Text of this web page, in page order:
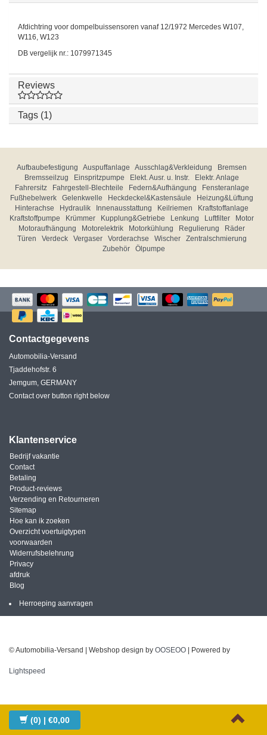
Afdichtring voor dompelbuissensoren vanaf 12/1972 Mercedes W107,
W116, W123
DB vergelijk nr.: 1079971345
Reviews
Tags (1)
Aufbaubefestigung Auspuffanlage Ausschlag&Verkleidung
Bremsen
Bremsseilzug
Einspritzpumpe Elekt. Ausr. u. Instr.
Elektr. Anlage
Fahrersitz
Fahrgestell-Blechteile Federn&Aufhängung
Fensteranlage
Fußhebelwerk
Gelenkwelle Heckdeckel&Kastensäule
Heizung&Lüftung
Hinterachse
Hydraulik Innenausstattung Keilriemen
Kraftstoffanlage
Kraftstoffpumpe
Krümmer Kupplung&Getriebe Lenkung Luftfilter
Motor
Motoraufhängung
Motorelektrik Motorkühlung Regulierung
Räder
Türen
Verdeck Vergaser Vorderachse Wischer
Zentralschmierung
Zubehör
Ölpumpe
Contactgegevens
Automobilia-Versand
Tjaddehofstr. 6
Jemgum, GERMANY
Contact over button right below
Klantenservice
Bedrijf vakantie
Contact
Betaling
Product-reviews
Verzending en Retourneren
Sitemap
Hoe kan ik zoeken
Overzicht voertuigtypen
voorwaarden
Widerrufsbelehrung
Privacy
afdruk
Blog
Herroeping aanvragen
© Automobilia-Versand | Webshop design by OOSEOO | Powered by
Lightspeed
(0) | €0,00